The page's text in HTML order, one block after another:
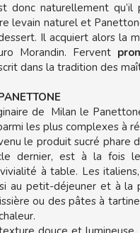
donc naturellement
levain naturel et
Il acquiert alors la
Morandin. Fervent
dans la tradition des
de Milan le
les plus complexes à
le produit sucré phare
dernier, est à la fois
à table. Les
au petit-déjeuner et à la
ou des pâtes à